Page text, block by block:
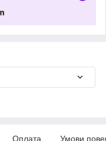
Оплата Умови